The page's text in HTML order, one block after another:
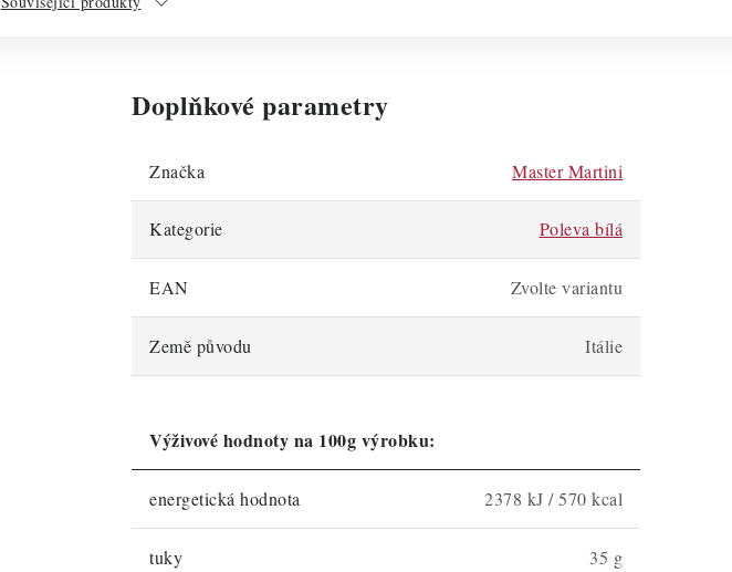
Doplňkové parametry
Značka Master Martini
Kategorie Poleva bílá
EAN Zvolte variantu
Země původu Itálie
Výživové hodnoty na 100g výrobku:
energetická hodnota 2378 kJ / 570 kcal
tuky 35 g